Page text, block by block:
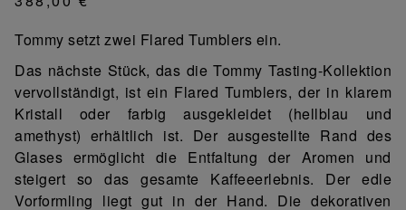
Tommy setzt zwei Flared Tumblers ein.
Das nächste Stück, das die Tommy Tasting-Kollektion
vervollständigt, ist ein Flared Tumblers, der in klarem
Kristall oder farbig ausgekleidet (hellblau und
amethyst) erhältlich ist. Der ausgestellte Rand des
Glases ermöglicht die Entfaltung der Aromen und
steigert so das gesamte Kaffeeerlebnis. Der edle
Vorformling liegt gut in der Hand. Die dekorativen